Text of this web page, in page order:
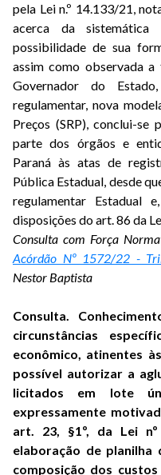
pela Lei n.º 14.133/21,
acerca da
possibilidade de sua
assim como observada
Governador do
regulamentar, nova
Preços (SRP), conclui-
parte dos órgãos e
Paraná às atas de
Pública Estadual, desde
regulamentar Estadual
disposições do art. 86 da
Consulta com Força
Acórdão Nº 1572/22 -
Nestor Baptista
Consulta.
circunstâncias
econômico, atinentes
possível autorizar a
licitados em lote
expressamente
art. 23, §1º, da Lei
elaboração de planilha
composição dos